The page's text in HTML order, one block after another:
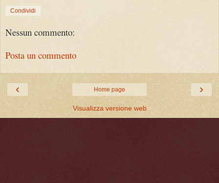
Condividi
Nessun commento:
Posta un commento
‹ ›
Home page
Visualizza versione web